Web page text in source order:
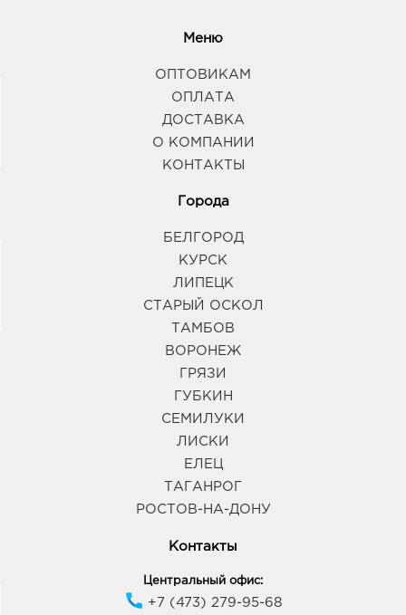
Меню
ОПТОВИКАМ
ОПЛАТА
ДОСТАВКА
О КОМПАНИИ
КОНТАКТЫ
Города
БЕЛГОРОД
КУРСК
ЛИПЕЦК
СТАРЫЙ ОСКОЛ
ТАМБОВ
ВОРОНЕЖ
ГРЯЗИ
ГУБКИН
СЕМИЛУКИ
ЛИСКИ
ЕЛЕЦ
ТАГАНРОГ
РОСТОВ-НА-ДОНУ
Контакты
Центральный офис:
+7 (473) 279-95-68